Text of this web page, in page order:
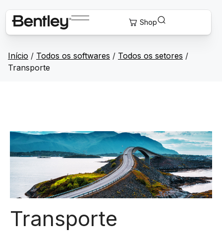
Início / Todos os softwares / Todos os setores /
Transporte
Transporte